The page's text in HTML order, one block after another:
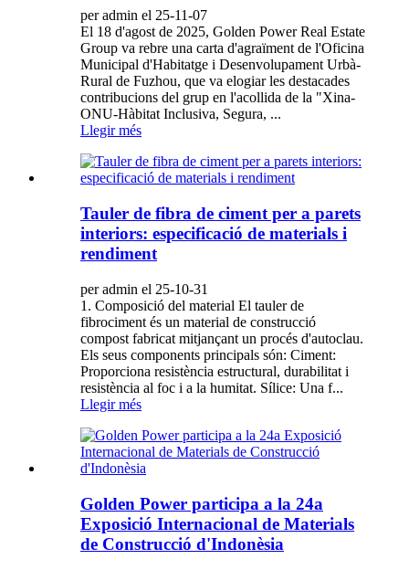
per admin el 25-11-07
El 18 d'agost de 2025, Golden Power Real Estate
Group va rebre una carta d'agraïment de l'Oficina
Municipal d'Habitatge i Desenvolupament Urbà-
Rural de Fuzhou, que va elogiar les destacades
contribucions del grup en l'acollida de la "Xina-
ONU-Hàbitat Inclusiva, Segura, ...
Llegir més
Tauler de fibra de ciment per a parets
interiors: especificació de materials i
rendiment
per admin el 25-10-31
1. Composició del material El tauler de
fibrociment és un material de construcció
compost fabricat mitjançant un procés d'autoclau.
Els seus components principals són: Ciment:
Proporciona resistència estructural, durabilitat i
resistència al foc i a la humitat. Sílice: Una f...
Llegir més
Golden Power participa a la 24a
Exposició Internacional de Materials
de Construcció d'Indonèsia